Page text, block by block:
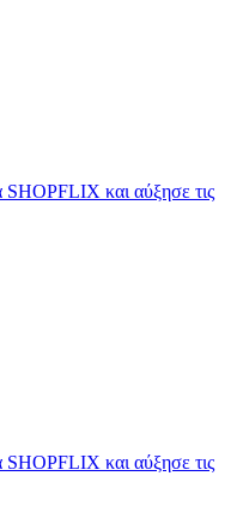
SHOPFLIX και αύξησε τις
SHOPFLIX και αύξησε τις